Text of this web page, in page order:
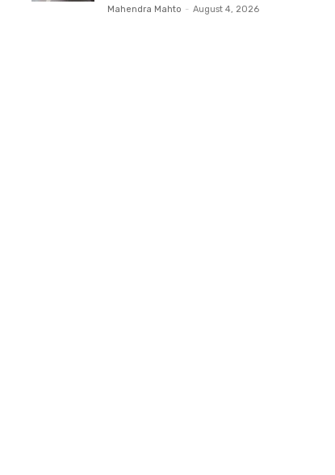
Mahendra Mahto - August 4, 2026